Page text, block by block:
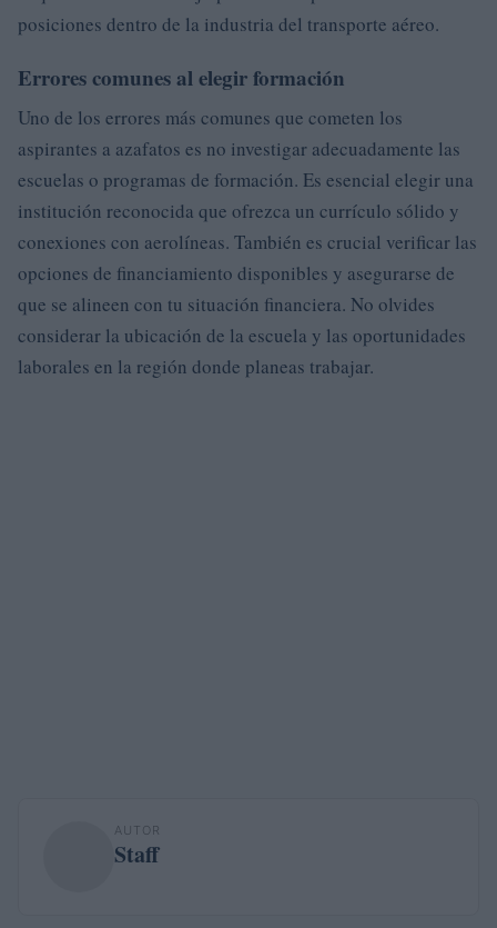
posiciones dentro de la industria del transporte aéreo.
Errores comunes al elegir formación
Uno de los errores más comunes que cometen los
aspirantes a azafatos es no investigar adecuadamente las
escuelas o programas de formación. Es esencial elegir una
institución reconocida que ofrezca un currículo sólido y
conexiones con aerolíneas. También es crucial verificar las
opciones de financiamiento disponibles y asegurarse de
que se alineen con tu situación financiera. No olvides
considerar la ubicación de la escuela y las oportunidades
laborales en la región donde planeas trabajar.
AUTOR
Staff